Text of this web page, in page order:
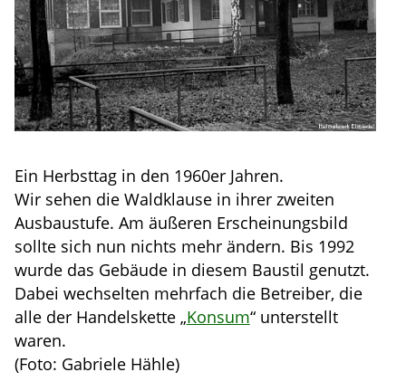
Ein Herbsttag in den 1960er Jahren.
Wir sehen die Waldklause in ihrer zweiten
Ausbaustufe. Am äußeren Erscheinungsbild
sollte sich nun nichts mehr ändern. Bis 1992
wurde das Gebäude in diesem Baustil genutzt.
Dabei wechselten mehrfach die Betreiber, die
alle der Handelskette „Konsum“ unterstellt
waren.
(Foto: Gabriele Hähle)